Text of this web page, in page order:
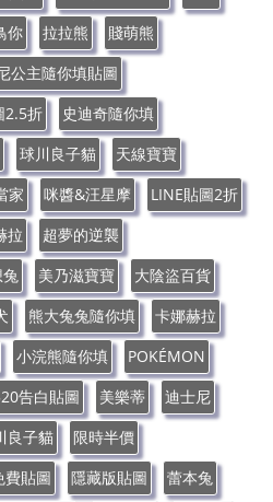
你 拉拉熊
賤萌熊
公主隨你填貼圖
2.5折
史迪奇隨你填
球川良子貓
天線寶寶
家 咪醬&汪星摩
LINE貼圖2折
拉
超夢的逆襲
美乃滋寶寶
大陰盜百貨
熊大兔兔隨你填
卡娜赫拉
小浣熊隨你填
POKÉMON
告白貼圖 美樂蒂
迪士尼
良子貓
限時半價
費貼圖 隱藏版貼圖
蕾本兔